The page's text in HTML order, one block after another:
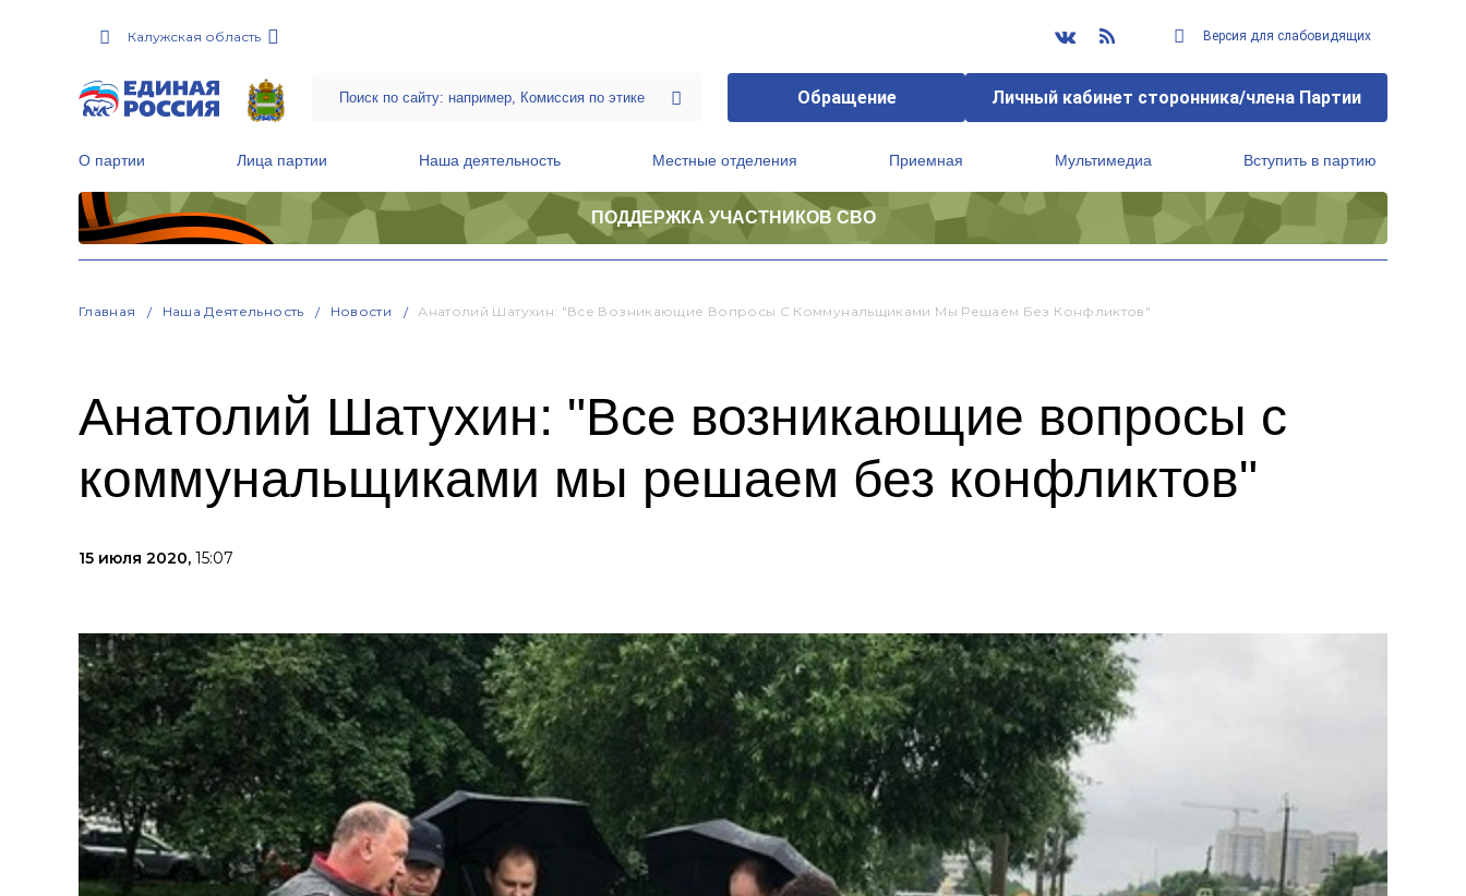
Калужская область Версия для слабовидящих
Обращение Личный кабинет сторонника/члена Партии
О партии Лица партии Наша деятельность Местные отделения Приемная Мультимедиа Вступить в партию
ПОДДЕРЖКА УЧАСТНИКОВ СВО
Главная Наша Деятельность Новости Анатолий Шатухин: "Все Возникающие Вопросы С Коммунальщиками Мы Решаем Без Конфликтов"
Анатолий Шатухин: "Все возникающие вопросы с
коммунальщиками мы решаем без конфликтов"
15 июля 2020, 15:07